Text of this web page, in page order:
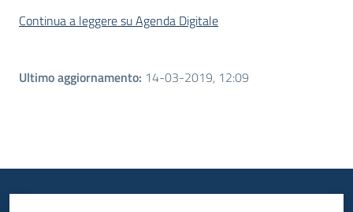
Continua a leggere su Agenda Digitale
Ultimo aggiornamento: 14-03-2019, 12:09